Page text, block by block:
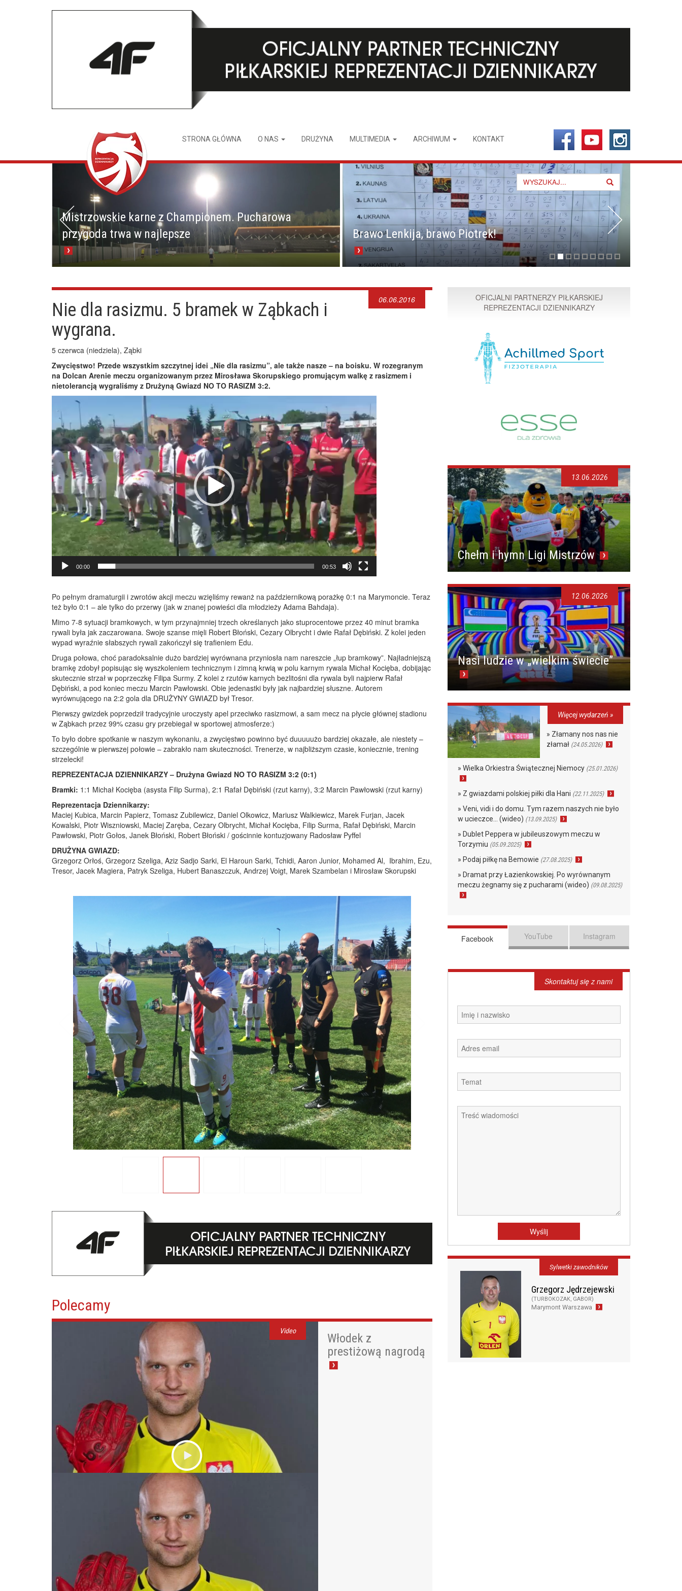
STRONA GŁÓWNA O NAS DRUŻYNA MULTIMEDIA ARCHIWUM KONTAKT
Search
for
Mistrzowskie karne z Championem. Pucharowa
przygoda trwa w najlepsze
Brawo Lenkija, brawo Piotrek!
06.06.2016
Nie dla rasizmu. 5 bramek w Ząbkach i
wygrana.
5 czerwca (niedziela), Ząbki
Zwycięstwo! Przede wszystkim szczytnej idei „Nie dla rasizmu”, ale także nasze – na boisku. W rozegranym
na Dolcan Arenie meczu organizowanym przez Mirosława Skorupskiego promującym walkę z rasizmem i
nietolerancją wygraliśmy z Drużyną Gwiazd NO TO RASIZM 3:2.
Odtwarzacz
video
00:00 00:53
Po pełnym dramaturgii i zwrotów akcji meczu wzięliśmy rewanż na październikową porażkę 0:1 na Marymoncie. Teraz
też było 0:1 – ale tylko do przerwy (jak w znanej powieści dla młodzieży Adama Bahdaja).
Mimo 7-8 sytuacji bramkowych, w tym przynajmniej trzech określanych jako stuprocentowe przez 40 minut bramka
rywali była jak zaczarowana. Swoje szanse mięli Robert Błoński, Cezary Olbrycht i dwie Rafał Dębiński. Z kolei jeden
wypad wyraźnie słabszych rywali zakończył się trafieniem Edu.
Druga połowa, choć paradoksalnie dużo bardziej wyrównana przyniosła nam nareszcie „łup bramkowy”. Najładniejszą
bramkę zdobył popisując się wyszkoleniem technicznym i zimną krwią w polu karnym rywala Michał Kocięba, dobijając
skutecznie strzał w poprzeczkę Filipa Surmy. Z kolei z rzutów karnych bezlitośni dla rywala byli najpierw Rafał
Dębiński, a pod koniec meczu Marcin Pawłowski. Obie jedenastki były jak najbardziej słuszne. Autorem
wyrównującego na 2:2 gola dla DRUŻYNY GWIAZD był Tresor.
Pierwszy gwizdek poprzedził tradycyjnie uroczysty apel przeciwko rasizmowi, a sam mecz na płycie głównej stadionu
w Ząbkach przez 99% czasu gry przebiegał w sportowej atmosferze:)
To było dobre spotkanie w naszym wykonaniu, a zwycięstwo powinno być duuuuużo bardziej okazałe, ale niestety –
szczególnie w pierwszej połowie – zabrakło nam skuteczności. Trenerze, w najbliższym czasie, koniecznie, trening
strzelecki!
REPREZENTACJA DZIENNIKARZY – Drużyna Gwiazd NO TO RASIZM 3:2 (0:1)
Bramki: 1:1 Michał Kocięba (asysta Filip Surma), 2:1 Rafał Dębiński (rzut karny), 3:2 Marcin Pawłowski (rzut karny)
Reprezentacja Dziennikarzy:
Maciej Kubica, Marcin Papierz, Tomasz Zubilewicz, Daniel Olkowicz, Mariusz Walkiewicz, Marek Furjan, Jacek
Kowalski, Piotr Wiszniowski, Maciej Zaręba, Cezary Olbrycht, Michał Kocięba, Filip Surma, Rafał Dębiński, Marcin
Pawłowski, Piotr Gołos, Janek Błoński, Robert Błoński / gościnnie kontuzjowany Radosław Pyffel
DRUŻYNA GWIAZD:
Grzegorz Orłoś, Grzegorz Szeliga, Aziz Sadjo Sarki, El Haroun Sarki, Tchidi, Aaron Junior, Mohamed Al, Ibrahim, Ezu,
Tresor, Jacek Magiera, Patryk Szeliga, Hubert Banaszczuk, Andrzej Voigt, Marek Szambelan i Mirosław Skorupski
Polecamy
Video
Włodek z
prestiżową nagrodą
OFICJALNI PARTNERZY PIŁKARSKIEJ
REPREZENTACJI DZIENNIKARZY
Chełm i hymn Ligi Mistrzów
13.06.2026
Nasi ludzie w „wielkim świecie”
12.06.2026
Więcej wydarzeń »
» Złamany nos nas nie
złamał (24.05.2026)
» Wielka Orkiestra Świątecznej Niemocy (25.01.2026)
» Z gwiazdami polskiej piłki dla Hani (22.11.2025)
» Veni, vidi i do domu. Tym razem naszych nie było
w ucieczce… (wideo) (13.09.2025)
» Dublet Peppera w jubileuszowym meczu w
Torzymiu (05.09.2025)
» Podaj piłkę na Bemowie (27.08.2025)
» Dramat przy Łazienkowskiej. Po wyrównanym
meczu żegnamy się z pucharami (wideo) (09.08.2025)
Facebook YouTube Instagram
Skontaktuj się z nami
Grzegorz Jędrzejewski
(TURBOKOZAK, GABOR)
Marymont Warszawa
Sylwetki zawodników